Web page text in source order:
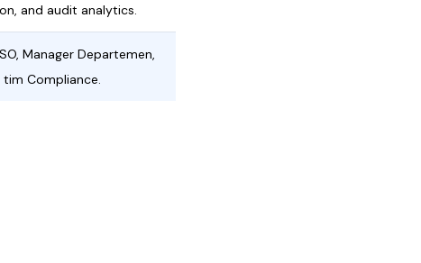
and audit analytics.
Manager Departemen,
tim Compliance.